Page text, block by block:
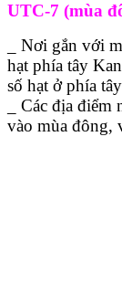
UTC-7 (mùa
_ Nơi gắn với
hạt phía tây
số hạt ở phía
_ Các địa
vào mùa đông,